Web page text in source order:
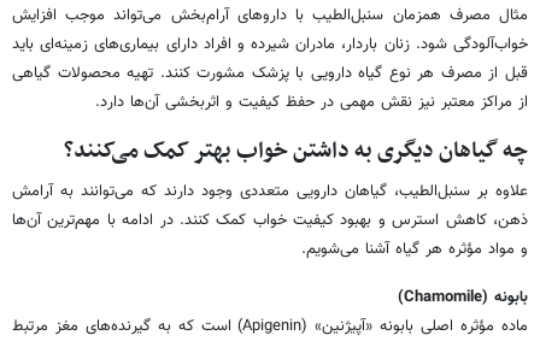
مثال مصرف همزمان سنبل‌الطیب با داروهای آرام‌بخش می‌تواند موجب افزایش
خواب‌آلودگی شود. زنان باردار، مادران شیرده و افراد دارای بیماری‌های زمینه‌ای باید
قبل از مصرف هر نوع گیاه دارویی با پزشک مشورت کنند. تهیه محصولات گیاهی
از مراکز معتبر نیز نقش مهمی در حفظ کیفیت و اثربخشی آن‌ها دارد.
چه گیاهان دیگری به داشتن خواب بهتر کمک می‌کنند؟
علاوه بر سنبل‌الطیب، گیاهان دارویی متعددی وجود دارند که می‌توانند به آرامش
ذهن، کاهش استرس و بهبود کیفیت خواب کمک کنند. در ادامه با مهم‌ترین آن‌ها
و مواد مؤثره هر گیاه آشنا می‌شویم.
بابونه (Chamomile)
ماده مؤثره اصلی بابونه «آپیژنین» (Apigenin) است که به گیرنده‌های مغز مرتبط